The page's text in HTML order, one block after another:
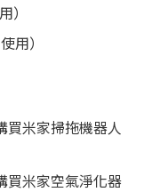
）
用）
米家掃拖機器人
買米家空氣淨化器